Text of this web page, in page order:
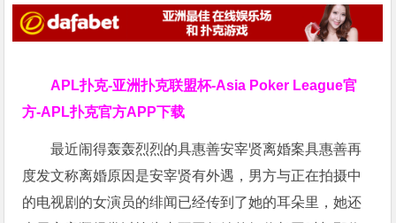
APL扑克-亚洲扑克联盟杯-Asia Poker League官
方-APL扑克官方APP下载
最近闹得轰轰烈烈的具惠善安宰贤离婚案具惠善再
度发文称离婚原因是安宰贤有外遇，男方与正在拍摄中
的电视剧的女演员的绯闻已经传到了她的耳朵里，她还